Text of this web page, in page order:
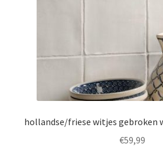
hollandse/friese witjes gebroken
€59,99